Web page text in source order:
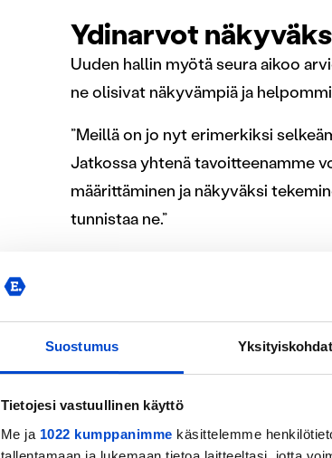
Suostumus Yksityiskohdat
Tietojesi vastuullinen käyttö
Me ja 1022 kumppanimme käsittelemme
Ydinarvot
Uuden hallin myötä seura aikoo
ne olisivat näkyvämpiä ja
”Meillä on jo nyt erimerkiksi
Jatkossa yhtenä tavoitteenamme
määrittäminen ja näkyväksi
tunnistaa ne.”
toimintamalleina, kuten
pohditaan nyt, miten näitä
pelaajakehitys tukisi kaikkia.
Tilaa erilaisille